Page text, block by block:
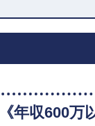
年収600万